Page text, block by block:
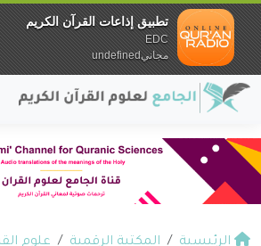
الرئيسية المكتبة الرقمية
علوم
تطبيق إذاعات القرآن الكريم
EDC
مجانيundefined